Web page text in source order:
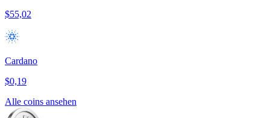
$55,02
Cardano
$0,19
Alle coins ansehen